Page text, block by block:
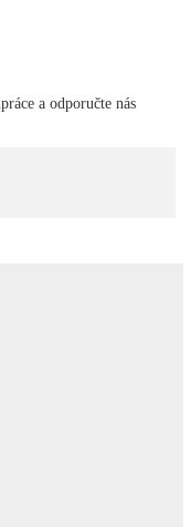
a odporučte nás